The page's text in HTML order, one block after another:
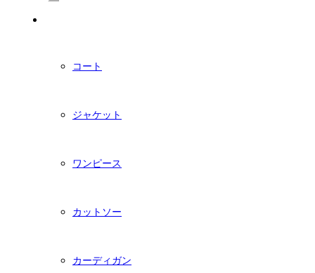
コート
ジャケット
ワンピース
カットソー
カーディガン